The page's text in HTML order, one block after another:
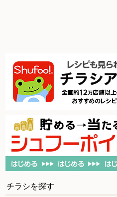
チラシを探す